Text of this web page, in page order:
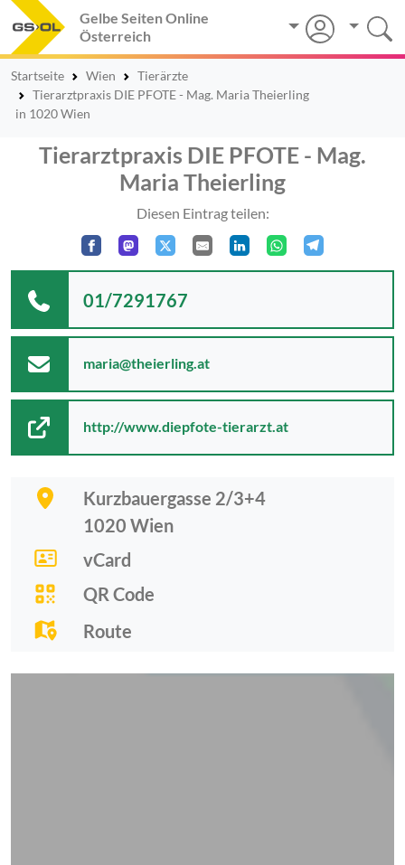
Gelbe Seiten Online
Österreich
Startseite Wien
Tierärzte
Tierarztpraxis DIE PFOTE - Mag. Maria Theierling
in 1020 Wien
Tierarztpraxis DIE PFOTE - Mag.
Maria Theierling
Diesen Eintrag teilen:
Kurzbauergasse 2/3+4
1020 Wien
vCard
QR Code
Route
01/7291767
maria@theierling.at
http://www.diepfote-tierarzt.at